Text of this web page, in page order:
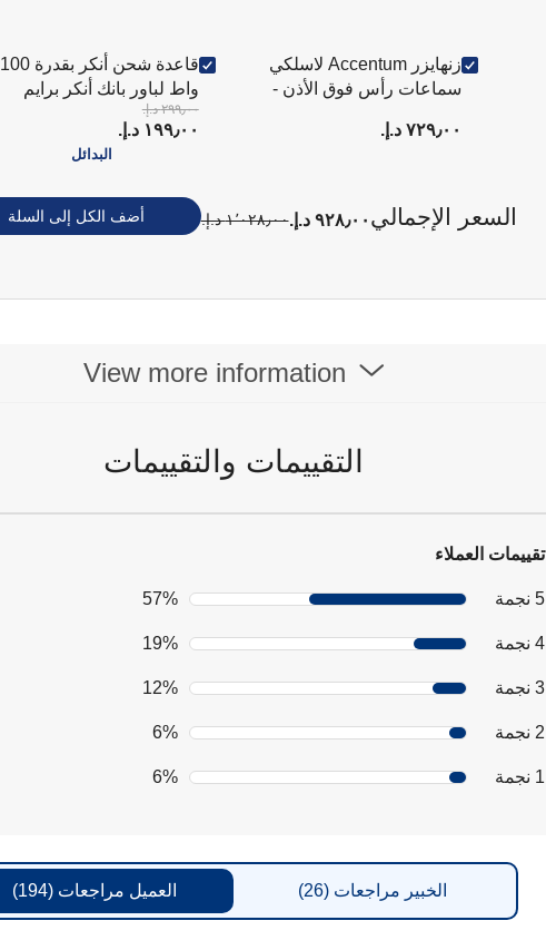
زنهايزر Accentum لاسلكي
سماعات رأس فوق الأذن -
ACCENTUMBT-BLK)
٧٢٩٫٠٠ د.إ.‏
قاعدة شحن أنكر بقدرة 100
واط لباور بانك أنكر برايم
سوداء
١٩٩٫٠٠ د.إ.‏
٢٩٩٫٠٠ د.إ.‏
البدائل
السعر الإجمالي ٩٢٨٫٠٠ د.إ.‏ ١٬٠٢٨٫٠٠ د.إ.‏ أضف الكل إلى السلة
View more information
التقييمات والتقييمات
تقييمات العملاء
5 نجمة 57%
4 نجمة 19%
3 نجمة 12%
2 نجمة 6%
1 نجمة 6%
العميل مراجعات (194) الخبير مراجعات (26)